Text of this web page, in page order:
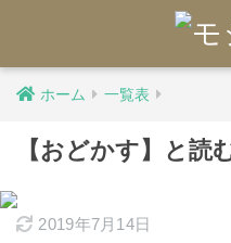
ホーム 一覧表
【おどかす】と読
2019年7月14日